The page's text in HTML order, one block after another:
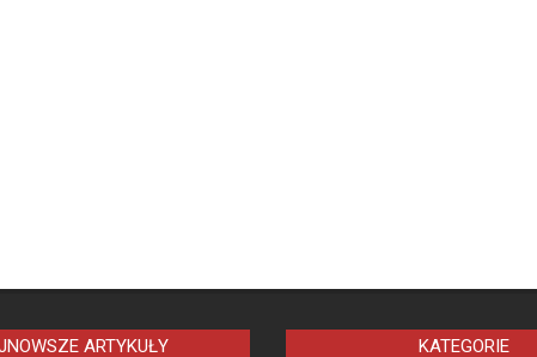
ARTYKUŁY
KATEGORIE